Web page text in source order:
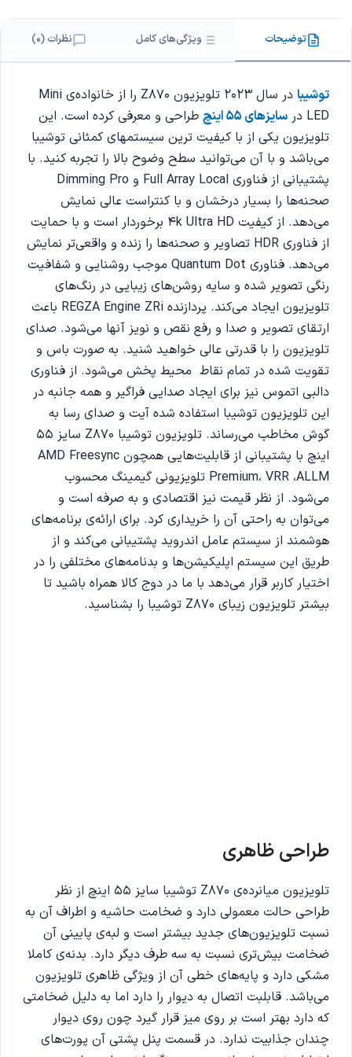
توضیحات ویژگی‌های کامل نظرات (0)
توشیبا
در سال 2023 تلویزیون Z870 را از خانواده‌ی Mini
LED در
سایزهای 55 اینچ
طراحی و معرفی کرده است. این
تلویزیون یکی از با کیفیت ترین سیستمهای کمئانی توشیبا
می‌باشد و با آن می‌توانید سطح وضوح بالا را تجربه کنید. با
پشتیبانی از فناوری Full Array Local و Dimming Pro
صحنه‌ها را بسیار درخشان و با کنتراست عالی نمایش
می‌دهد‌. از کیفیت 4k Ultra HD برخوردار است و با حمایت
از فناوری HDR تصاویر و صحنه‌ها را زنده و واقعی‌تر نمایش
می‌دهد. فناوری Quantum Dot موجب روشنایی و شفافیت
رنگی تصویر شده و سایه روشن‌های زیبایی در رنگ‌های
تلویزیون ایجاد می‌کند. پردازنده REGZA Engine ZRi باعث
ارتقای تصویر و صدا و رفع نقص و نویز آنها می‌شود. صدای
تلویزیون را با قدرتی عالی خواهید شنید. به صورت باس و
تقویت شده در تمام نقاط محیط پخش می‌شود. از فناوری
دالبی اتموس نیز برای ایجاد صدایی فراگیر و همه جانبه در
این تلویزیون توشیبا استفاده شده آیت و صدای رسا به
گوش مخاطب می‌رساند. تلویزیون توشیبا Z870 سایز 55
اینچ با پشتیبانی از قابلیت‌هایی همچون AMD Freesync
Premium، VRR ،ALLM تلویزیونی گیمینگ محسوب
می‌شود. از نظر قیمت نیز اقتصادی و به صرفه است و
می‌توان به راحتی آن را خریداری کرد. برای ارائه‌ی برنامه‌های
هوشمند از سیستم عامل اندروید پشتیبانی می‌کند و از
طریق این سیستم اپلیکیشن‌ها و بدنامه‌های مختلفی را در
اختیار کاربر قرار می‌دهد با ما در دوج کالا همراه باشید تا
بیشتر تلویزیون زیبای Z870 توشیبا را بشناسید.
طراحی ظاهری
تلویزیون میانرده‌ی Z870 توشیبا سایز 55 اینچ از نظر
طراحی حالت معمولی دارد و ضخامت حاشیه و اطراف آن به
نسبت تلویزیون‌های جدید بیشتر است و لبه‌ی پایینی آن
ضخامت بیش‌تری نسبت به سه طرف دیگر دارد. بدنه‌ی کاملا
مشکی دارد و پایه‌های خطی آن از ویژگی ظاهری تلویزیون
می‌باشد. قابلبت اتصال به دیوار را دارد اما به دلیل ضخامتی
که دارد بهتر است بر روی میز قرار گیرد چون روی دیوار
چندان جذابیت ندارد. در قسمت پنل پشتی آن پورت‌های